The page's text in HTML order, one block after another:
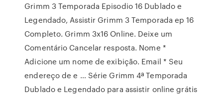
Grimm 3 Temporada Episodio 16 Dublado e
Legendado, Assistir Grimm 3 Temporada ep 16
Completo. Grimm 3x16 Online. Deixe um
Comentário Cancelar resposta. Nome *
Adicione um nome de exibição. Email * Seu
endereço de e … Série Grimm 4ª Temporada
Dublado e Legendado para assistir online grátis